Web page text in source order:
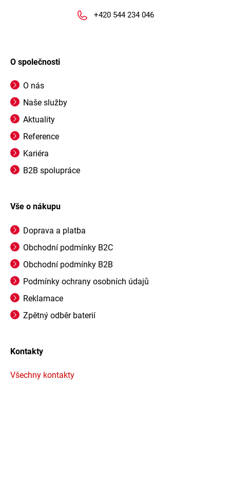
+420 544 234 046
O společnosti
O nás
Naše služby
Aktuality
Reference
Kariéra
B2B spolupráce
Vše o nákupu
Doprava a platba
Obchodní podmínky B2C
Obchodní podmínky B2B
Podmínky ochrany osobních údajů
Reklamace
Zpětný odběr baterií
Kontakty
Všechny kontakty